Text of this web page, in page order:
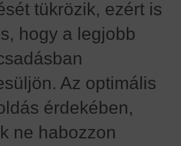
tükrözik, ezért is
hogy a legjobb
Az optimális
érdekében,
ne habozzon